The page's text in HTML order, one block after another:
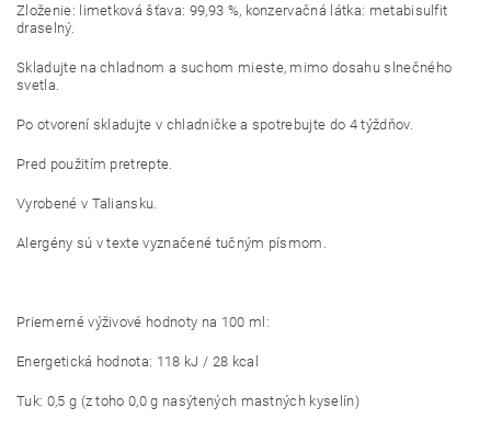
Zloženie: limetková šťava: 99,93 %, konzervačná látka: metabisulfit
draselný.
Skladujte na chladnom a suchom mieste, mimo dosahu slnečného
svetla.
Po otvorení skladujte v chladničke a spotrebujte do 4 týždňov.
Pred použitím pretrepte.
Vyrobené v Taliansku.
Alergény sú v texte vyznačené tučným písmom.
Priemerné výživové hodnoty na 100 ml:
Energetická hodnota: 118 kJ / 28 kcal
Tuk: 0,5 g (z toho 0,0 g nasýtených mastných kyselín)